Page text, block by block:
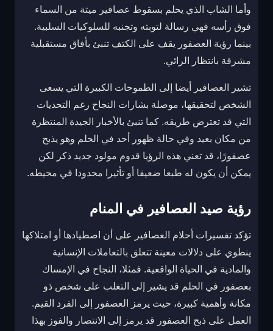
وأما الشاب الذي يحلم بسقوط عصافير ميتة من السماء
فوق رأسه فهي رسالة لتوبته وتجنبه للسلوكيات السلبية.
بينما رؤية العصفور يقف على الكتف تنبئ بأفاق مستقبلية
مشرقة بانتظار الرائي.
تشير العصافير أيضا إلى الطموحات الكبيرة التي يسعى
الشخص لتحقيقها، موصلة بشارات النجاح رغم التحديات
التي قد تعترض طريقه. كما تنبئ بالأخبار الجيدة المنتظرة
من مكان بعيد وفي حالة ظهور أحد في الحلم وهو يذبح
عصفورًا، قد تعني هذه الرؤيا قدوم مولود جديد ذكر لكن
يمكن أن يكون له طبعا ضعيفا أو تأثيرا محدودا في محيطه.
رؤية صيد العصافير في المنام
تؤكد تفسيرات أحلام العصافير على أن اصطيادها أو امتلاكها
ينطوي على دلالات معينة تتعلق بالتعاملات الإنسانية
والمادية في الحياة الواقعية. فمثلا، النجاح في الإمساك
بعصفور في الحلم قد يشير إلى التغلب على شخص ذو
مكانة وأهمية كبيرة، حيث يرمز العصفور إلى الفرد القيم.
العمل على ذبح العصفور قد يرمز إلى الانتصار والفوز بهذا